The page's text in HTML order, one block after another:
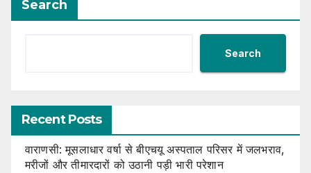
Search
Search
Recent Posts
वाराणसी: मूसलाधार वर्षा से बीएचयू अस्पताल परिसर में जलभराव,
मरीजों और तीमारदारों को उठानी पड़ी भारी परेशान